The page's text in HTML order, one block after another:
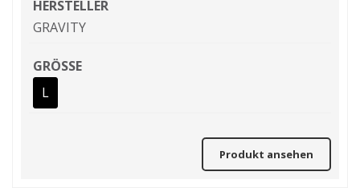
HERSTELLER
GRAVITY
GRÖSSE
L
Produkt ansehen